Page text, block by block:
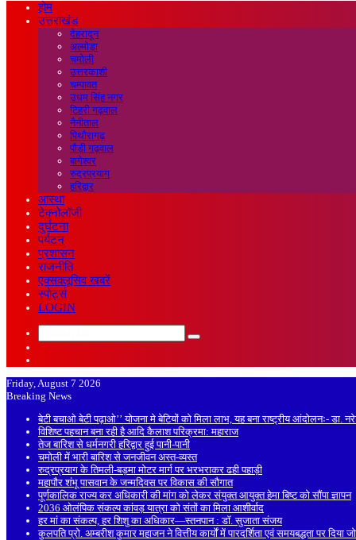
होम
उत्तराखंड
देहरादून
अल्मोड़ा
चमोली
उत्तरकाशी
चम्पावत
उधम सिंह नगर
टिहरी गढ़वाल
नैनीताल
पिथौरागढ़
पौड़ी गढ़वाल
बागेश्वर
रुद्रप्रयाग
हरिद्वार
आस्था
टेक्नोलॉजी
दुर्घटना
पर्यटन
प्रशासन
राजनीति
एक्सक्लूसिव खबरें
स्पोर्ट्स
LOGIN
Search
Friday, August 7 2026
Breaking News
बेटी बचाओ बेटी पढ़ाओ’’ योजना मे बेटियों को मिला लाभ, यह बना राष्ट्रीय आंदोलनः- डा.
विशिष्ट पहचान बना रही है आदि कैलाश परिक्रमा: महाराज
तेज बारिश से धर्मनगरी हरिद्वार हुई पानी-पानी
चमोली में भारी बारिश से जनजीवन अस्त-व्यस्त
रुद्रप्रयाग के तिमली-बड़मा मोटर मार्ग पर भरभराकर ढही पहाड़ी
महापौर शंभू पासवान के जन्मदिवस पर विकास की सौगात
पूर्णकालिक राज्य कर अधिकारी की मांग को लेकर संयुक्त आयुक्त हेमा बिष्ट को सौंपा ज्ञापन
2036 ओलंपिक संकल्प कांवड़ यात्रा को संतों का मिला आशीर्वाद
हर मां का संकल्प, हर शिशु का अधिकार—स्तनपान : डॉ. सुजाता संजय
कुलपति प्रो. अम्बरीश कुमार महाजन ने वित्तीय कार्यों में पारदर्शिता एवं समयबद्धता पर दिया